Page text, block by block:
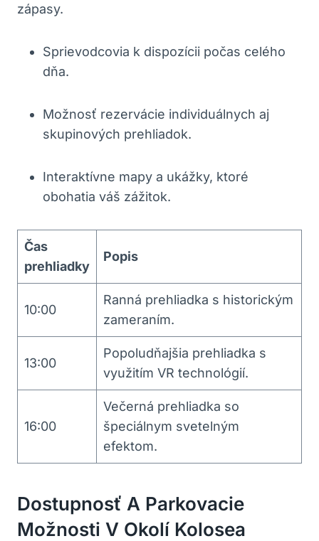
zápasy.
Sprievodcovia k ​dispozícii počas celého
dňa.
Možnosť ⁣rezervácie individuálnych aj
skupinových​ prehliadok.
Interaktívne mapy a ukážky, ktoré
obohatia váš ⁢zážitok.
Čas
prehliadky
Popis
10:00
Ranná prehliadka⁤ s historickým
zameraním.
13:00
Popoludňajšia prehliadka⁣ s
využitím ⁤VR ⁢technológií.
16:00
Večerná ‍prehliadka so⁢
špeciálnym svetelným
efektom.
Dostupnosť A Parkovacie
Možnosti V Okolí Kolosea